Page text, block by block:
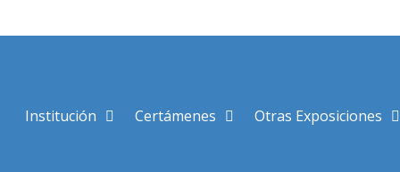
al
Institución Certámenes Otras Exposiciones